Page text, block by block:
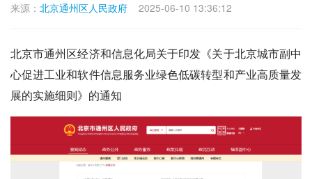
来源： 北京通州区人民政府 2025-06-10 13:36:12
北京市通州区经济和信息化局关于印发《关于北京城市副中
心促进工业和软件信息服务业绿色低碳转型和产业高质量发
展的实施细则》的通知